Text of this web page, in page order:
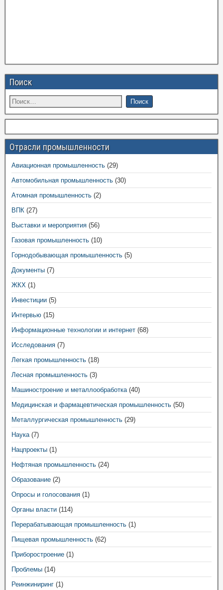
Поиск
Отрасли промышленности
Авиационная промышленность (29)
Автомобильная промышленность (30)
Атомная промышленность (2)
ВПК (27)
Выставки и мероприятия (56)
Газовая промышленность (10)
Горнодобывающая промышленность (5)
Документы (7)
ЖКХ (1)
Инвестиции (5)
Интервью (15)
Информационные технологии и интернет (68)
Исследования (7)
Легкая промышленность (18)
Лесная промышленность (3)
Машиностроение и металлообработка(40)
Медицинская и фармацевтическая промышленность (50)
Металлургическая промышленность (29)
Наука(7)
Нацпроекты (1)
Нефтяная промышленность (24)
Образование (2)
Опросы и голосования (1)
Органы власти (114)
Перерабатывающая промышленность (1)
Пищевая промышленность (62)
Приборостроение (1)
Проблемы (14)
Реинжиниринг (1)